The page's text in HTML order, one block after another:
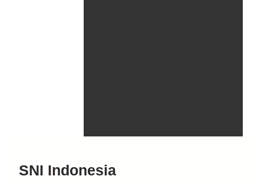
SNI Indonesia